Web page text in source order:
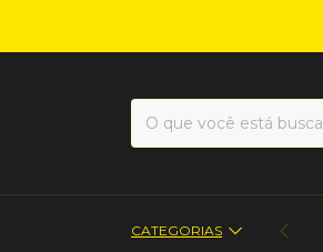
CATEGORIAS